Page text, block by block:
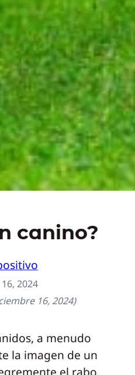
canino?
2024
16, 2024)
a menudo
la imagen de un
el rabo.